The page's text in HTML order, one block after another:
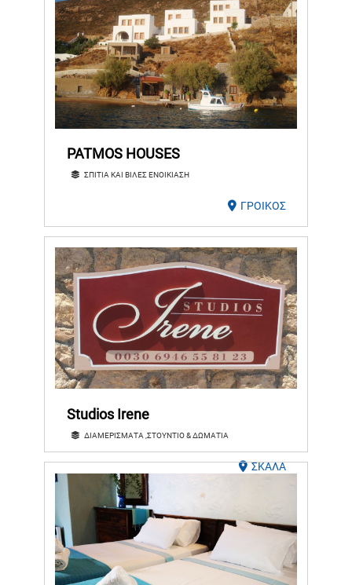
PATMOS HOUSES
ΣΠΙΤΙΑ ΚΑΙ ΒΙΛΕΣ ΕΝΟΙΚΙΑΣΗ
ΓΡΟΙΚΟΣ
Studios Irene
ΔΙΑΜΕΡΙΣΜΑΤΑ ,ΣΤΟΥΝΤΙΟ & ΔΩΜΑΤΙΑ
ΣΚΑΛΑ